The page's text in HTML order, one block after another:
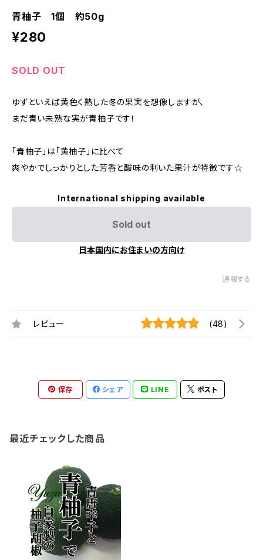
青柚子 1個 約50g
¥280
SOLD OUT
ゆずといえば黄色く熟した冬の果実を想像しますが、
まだ青い未熟な実が青柚子です！
「青柚子」は「黄柚子」に比べて
爽やかでしっかりとした芳香と酸味の利いた果汁が特徴です☆
International shipping available
Sold out
日本国内にお住まいの方向け
通報する
レビュー (48)
保存 シェア LINE ポスト
最近チェックした商品